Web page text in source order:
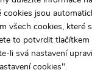
ZÁKAZNICKÝ SERVIS
+42 1948732
cookies jsou
všech cookies, které
to potvrdit tlačítkem
li svá nastavení
cookies".